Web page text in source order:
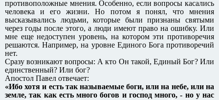
противоположные мнения. Особенно, если вопросы касались
человека и его жизни. Но потом я понял, что мнения
высказывались людьми, которые были признаны святыми
через годы после этого, а люди имеют право на ошибку. Или
мне еще недоступен уровень, на котором эти противоречия
решаются. Например, на уровне Единого Бога противоречий
нет.
Сразу возникают вопросы: А кто Он такой, Единый Бог? Или
единственный? Или бог?
Апостол Павел отвечает:
«Ибо хотя и есть так называемые боги, или на небе, или на
земле, так как есть много богов и господ много, - но у нас